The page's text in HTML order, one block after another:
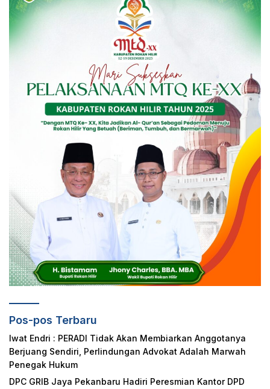
Pos-pos Terbaru
Iwat Endri : PERADI Tidak Akan Membiarkan Anggotanya
Berjuang Sendiri, Perlindungan Advokat Adalah Marwah
Penegak Hukum
DPC GRIB Jaya Pekanbaru Hadiri Peresmian Kantor DPD